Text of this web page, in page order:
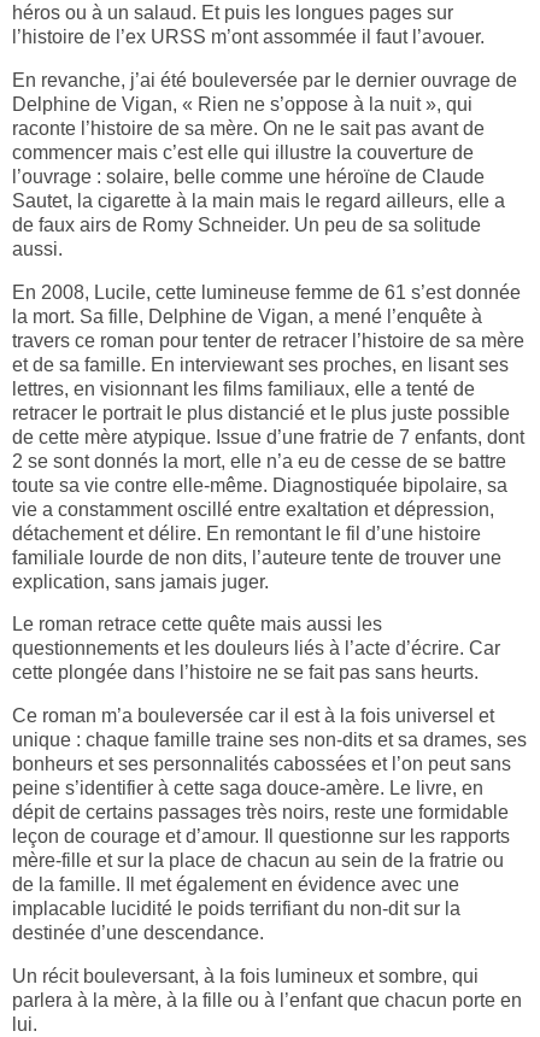
héros ou à un salaud. Et puis les longues pages sur
l’histoire de l’ex URSS m’ont assommée il faut l’avouer.
En revanche, j’ai été bouleversée par le dernier ouvrage de
Delphine de Vigan, « Rien ne s’oppose à la nuit », qui
raconte l’histoire de sa mère. On ne le sait pas avant de
commencer mais c’est elle qui illustre la couverture de
l’ouvrage : solaire, belle comme une héroïne de Claude
Sautet, la cigarette à la main mais le regard ailleurs, elle a
de faux airs de Romy Schneider. Un peu de sa solitude
aussi.
En 2008, Lucile, cette lumineuse femme de 61 s’est donnée
la mort. Sa fille, Delphine de Vigan, a mené l’enquête à
travers ce roman pour tenter de retracer l’histoire de sa mère
et de sa famille. En interviewant ses proches, en lisant ses
lettres, en visionnant les films familiaux, elle a tenté de
retracer le portrait le plus distancié et le plus juste possible
de cette mère atypique. Issue d’une fratrie de 7 enfants, dont
2 se sont donnés la mort, elle n’a eu de cesse de se battre
toute sa vie contre elle-même. Diagnostiquée bipolaire, sa
vie a constamment oscillé entre exaltation et dépression,
détachement et délire. En remontant le fil d’une histoire
familiale lourde de non dits, l’auteure tente de trouver une
explication, sans jamais juger.
Le roman retrace cette quête mais aussi les
questionnements et les douleurs liés à l’acte d’écrire. Car
cette plongée dans l’histoire ne se fait pas sans heurts.
Ce roman m’a bouleversée car il est à la fois universel et
unique : chaque famille traine ses non-dits et sa drames, ses
bonheurs et ses personnalités cabossées et l’on peut sans
peine s’identifier à cette saga douce-amère. Le livre, en
dépit de certains passages très noirs, reste une formidable
leçon de courage et d’amour. Il questionne sur les rapports
mère-fille et sur la place de chacun au sein de la fratrie ou
de la famille. Il met également en évidence avec une
implacable lucidité le poids terrifiant du non-dit sur la
destinée d’une descendance.
Un récit bouleversant, à la fois lumineux et sombre, qui
parlera à la mère, à la fille ou à l’enfant que chacun porte en
lui.